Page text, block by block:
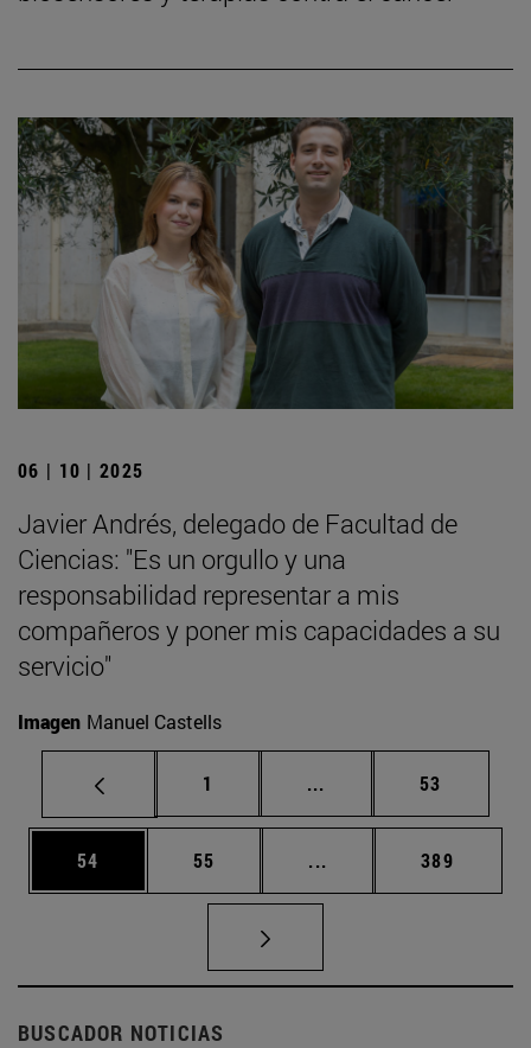
06 | 10 | 2025
Javier Andrés, delegado de Facultad de
Ciencias: "Es un orgullo y una
responsabilidad representar a mis
compañeros y poner mis capacidades a su
servicio"
Imagen Manuel Castells
Página
1 ... Páginas intermedias
Página
53
Página
54 Página
55 ... Páginas intermedias
Página
389
BUSCADOR NOTICIAS